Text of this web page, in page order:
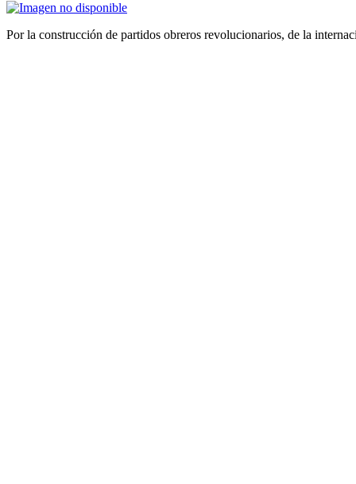
Por la construcción de partidos obreros revolucionarios, de la